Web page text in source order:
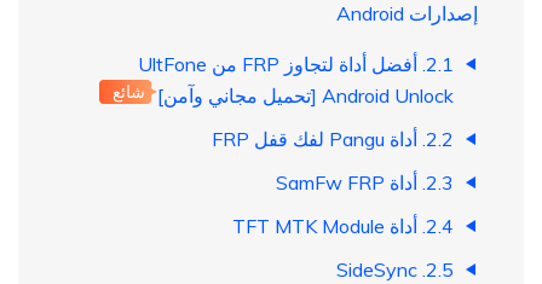
إصدارات Android
2.1. أفضل أداة لتجاوز FRP من UltFone
Android Unlock [تحميل مجاني وآمن]
شائع
2.2. أداة Pangu لفك قفل FRP
2.3. أداة SamFw FRP
2.4. أداة TFT MTK Module
2.5. SideSync